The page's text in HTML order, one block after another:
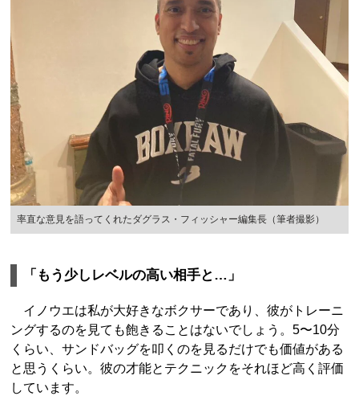
率直な意見を語ってくれたダグラス・フィッシャー編集長（筆者撮影）
「もう少しレベルの高い相手と…」
イノウエは私が大好きなボクサーであり、彼がトレーニ
ングするのを見ても飽きることはないでしょう。5〜10分
くらい、サンドバッグを叩くのを見るだけでも価値がある
と思うくらい。彼の才能とテクニックをそれほど高く評価
しています。